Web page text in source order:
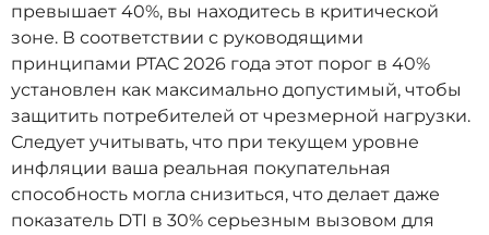
превышает 40%, вы находитесь в критической
зоне. В соответствии с руководящими
принципами PTAC 2026 года этот порог в 40%
установлен как максимально допустимый, чтобы
защитить потребителей от чрезмерной нагрузки.
Следует учитывать, что при текущем уровне
инфляции ваша реальная покупательная
способность могла снизиться, что делает даже
показатель DTI в 30% серьезным вызовом для